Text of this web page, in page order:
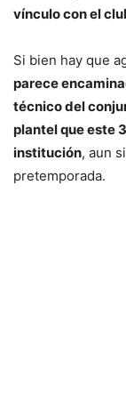
vínculo con el
Si bien hay que
parece
técnico del
plantel que este
institución, aun
pretemporada.